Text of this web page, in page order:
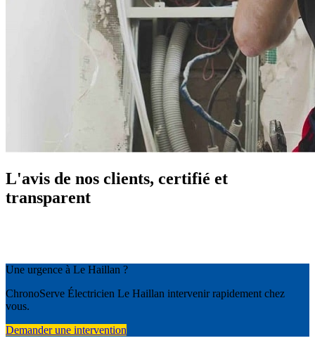
L'avis de nos clients, certifié et
transparent
Une urgence à Le Haillan ?
ChronoServe Électricien Le Haillan intervenir rapidement chez
vous.
Demander une intervention